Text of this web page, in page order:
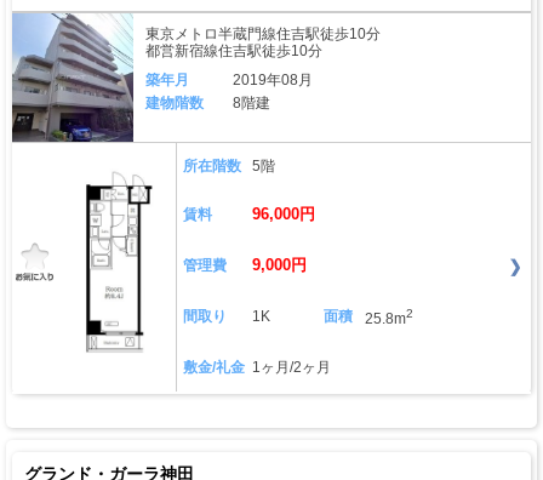
東京メトロ半蔵門線住吉駅徒歩10分
都営新宿線住吉駅徒歩10分
築年月
2019年08月
建物階数
8階建
所在階数 5階
賃料 96,000円
管理費 9,000円
間取り 1K 面積 25.8m2
敷金/礼金 1ヶ月/2ヶ月
グランド・ガーラ神田